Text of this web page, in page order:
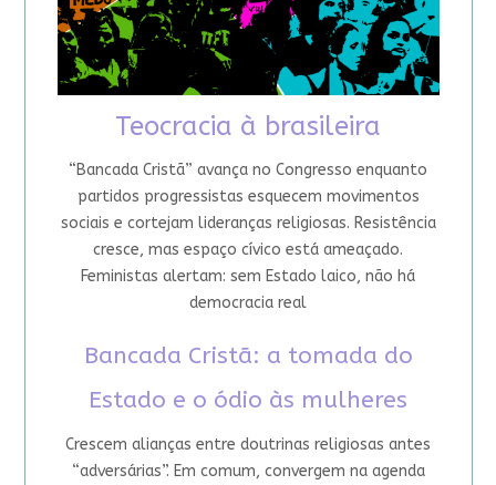
Teocracia à brasileira
“Bancada Cristã” avança no Congresso enquanto
partidos progressistas esquecem movimentos
sociais e cortejam lideranças religiosas. Resistência
cresce, mas espaço cívico está ameaçado.
Feministas alertam: sem Estado laico, não há
democracia real
Bancada Cristã: a tomada do
Estado e o ódio às mulheres
Crescem alianças entre doutrinas religiosas antes
“adversárias”. Em comum, convergem na agenda